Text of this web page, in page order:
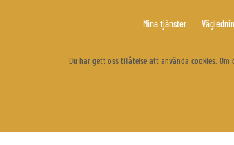
Mina tjänster
Du har gett oss tillåtelse att använda cookies.